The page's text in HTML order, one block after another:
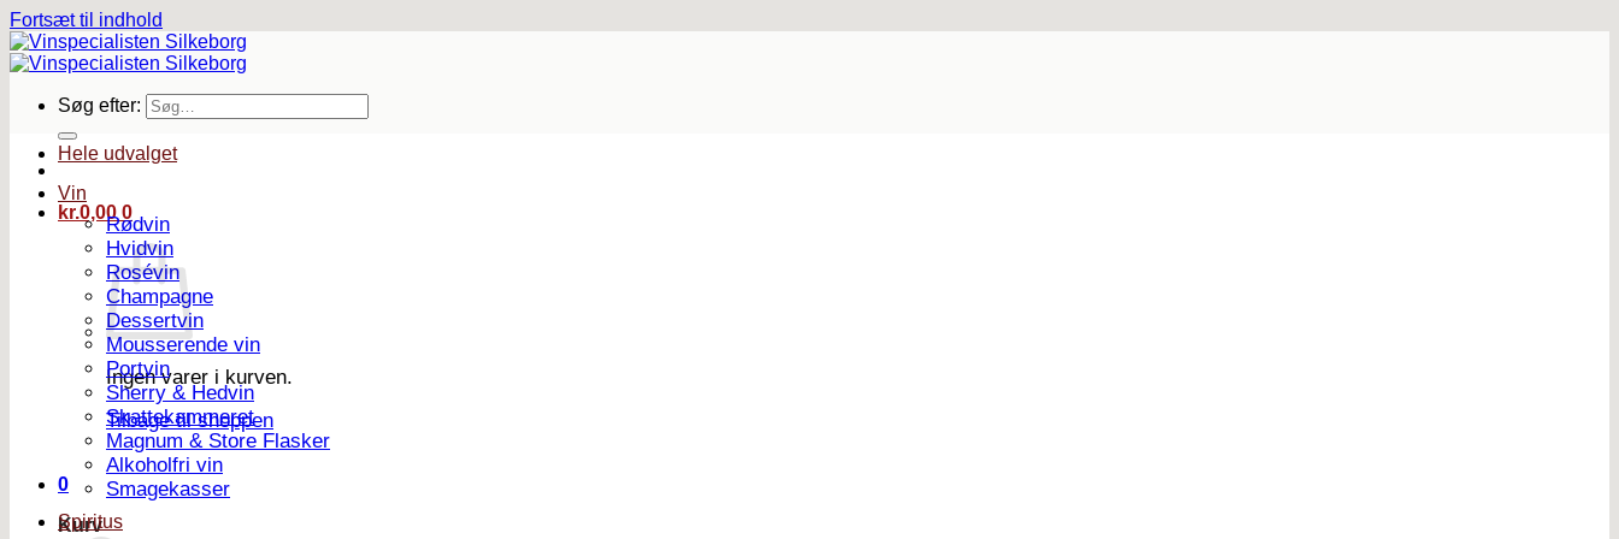
Fortsæt til indhold
Søg efter:
kr.0,00 0
Ingen varer i kurven.
Tilbage til shoppen
0
Kurv
Hele udvalget
Vin
Rødvin
Hvidvin
Rosévin
Champagne
Dessertvin
Mousserende vin
Portvin
Sherry & Hedvin
Skattekammeret
Magnum & Store Flasker
Alkoholfri vin
Smagekasser
Spiritus